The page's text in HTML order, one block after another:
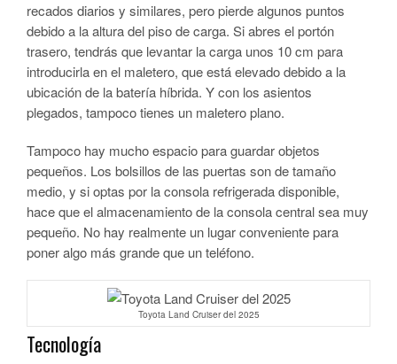
recados diarios y similares, pero pierde algunos puntos
debido a la altura del piso de carga. Si abres el portón
trasero, tendrás que levantar la carga unos 10 cm para
introducirla en el maletero, que está elevado debido a la
ubicación de la batería híbrida. Y con los asientos
plegados, tampoco tienes un maletero plano.
Tampoco hay mucho espacio para guardar objetos
pequeños. Los bolsillos de las puertas son de tamaño
medio, y si optas por la consola refrigerada disponible,
hace que el almacenamiento de la consola central sea muy
pequeño. No hay realmente un lugar conveniente para
poner algo más grande que un teléfono.
Toyota Land Cruiser del 2025
Tecnología